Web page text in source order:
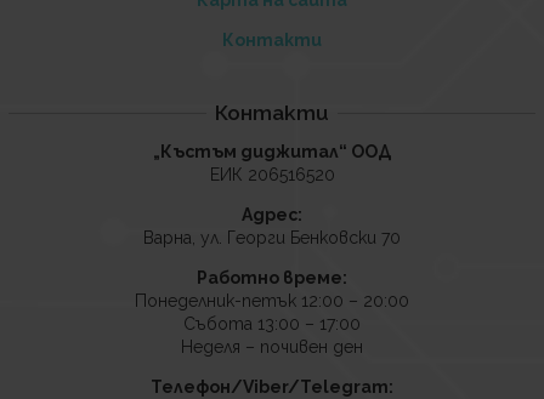
Контакти
Контакти
„Къстъм диджитал“ ООД
ЕИК 206516520
Адрес:
Варна, ул. Георги Бенковски 70
Работно време:
Понеделник-петък 12:00 – 20:00
Събота 13:00 – 17:00
Неделя – почивен ден
Телефон/Viber/Telegram: